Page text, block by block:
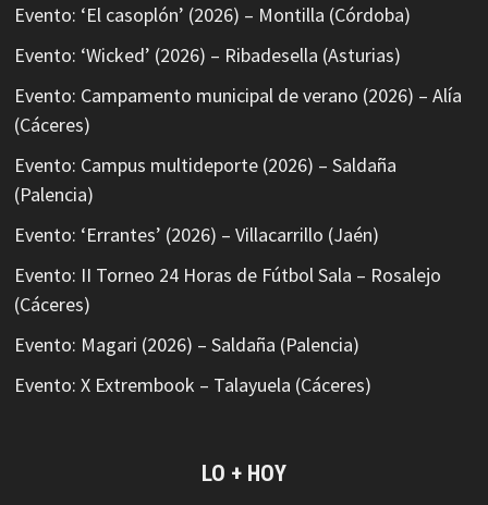
Evento: ‘El casoplón’ (2026) – Montilla (Córdoba)
Evento: ‘Wicked’ (2026) – Ribadesella (Asturias)
Evento: Campamento municipal de verano (2026) – Alía
(Cáceres)
Evento: Campus multideporte (2026) – Saldaña
(Palencia)
Evento: ‘Errantes’ (2026) – Villacarrillo (Jaén)
Evento: II Torneo 24 Horas de Fútbol Sala – Rosalejo
(Cáceres)
Evento: Magari (2026) – Saldaña (Palencia)
Evento: X Extrembook – Talayuela (Cáceres)
LO + HOY